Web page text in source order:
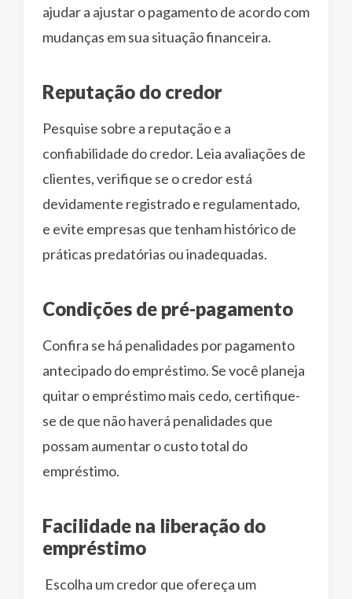
ajudar a ajustar o pagamento de acordo com
mudanças em sua situação financeira.
Reputação do credor
Pesquise sobre a reputação e a
confiabilidade do credor. Leia avaliações de
clientes, verifique se o credor está
devidamente registrado e regulamentado,
e evite empresas que tenham histórico de
práticas predatórias ou inadequadas.
Condições de pré-pagamento
Confira se há penalidades por pagamento
antecipado do empréstimo. Se você planeja
quitar o empréstimo mais cedo, certifique-
se de que não haverá penalidades que
possam aumentar o custo total do
empréstimo.
Facilidade na liberação do
empréstimo
Escolha um credor que ofereça um